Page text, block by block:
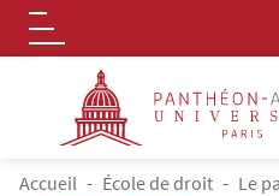
Aller au contenu principal
Logo
FIL D'ARIANE
Accueil École de droit
Le